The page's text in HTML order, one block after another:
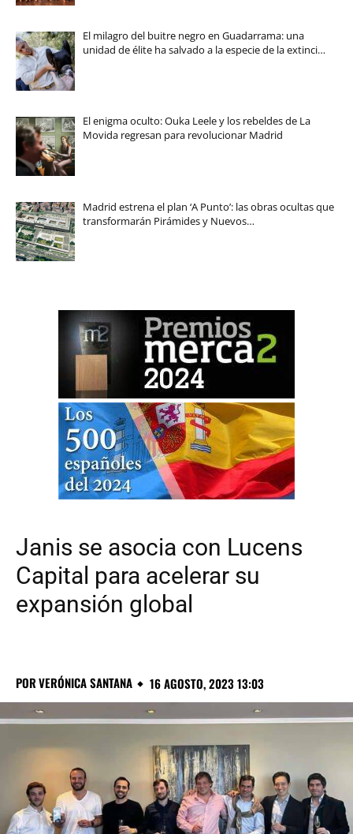
El milagro del buitre negro en Guadarrama: una
unidad de élite ha salvado a la especie de la extinci…
El enigma oculto: Ouka Leele y los rebeldes de La
Movida regresan para revolucionar Madrid
Madrid estrena el plan ‘A Punto’: las obras ocultas que
transformarán Pirámides y Nuevos…
Janis se asocia con Lucens
Capital para acelerar su
expansión global
PORVERÓNICA SANTANA 16 AGOSTO, 2023 13:03